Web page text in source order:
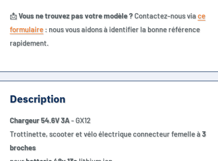
📩Vous ne trouvez pas votre modèle ?Contactez-nous viace
formulaire : nous vous aidons à identifier la bonne référence
rapidement.
Description
Chargeur 54.6V 3A- GX12
Trottinette, scooter et vélo électrique connecteur femelle à3
broches